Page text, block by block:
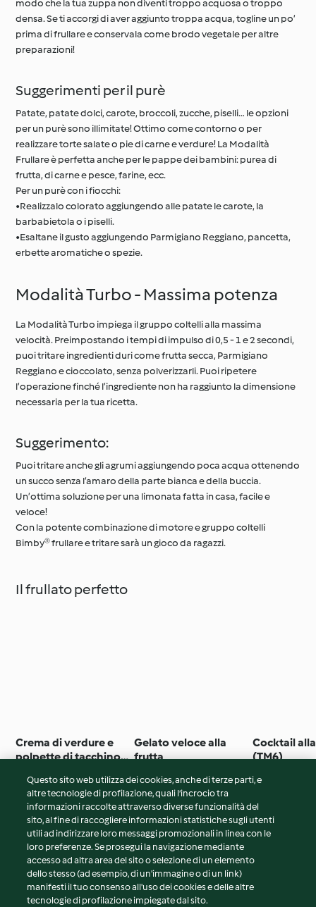
modo che la tua zuppa non diventi troppo acquosa o troppo
densa. Se ti accorgi di aver aggiunto troppa acqua, togline un po’
prima di frullare e conservala come brodo vegetale per altre
preparazioni!
Suggerimenti per il purè
Patate, patate dolci, carote, broccoli, zucche, piselli… le opzioni
per un purè sono illimitate! Ottimo come contorno o per
realizzare torte salate o pie di carne e verdure! La Modalità
Frullare è perfetta anche per le pappe dei bambini: purea di
frutta, di carne e pesce, farine, ecc.
Per un purè con i fiocchi:
•Realizzalo colorato aggiungendo alle patate le carote, la
barbabietola o i piselli.
•Esaltane il gusto aggiungendo Parmigiano Reggiano, pancetta,
erbette aromatiche o spezie.
Modalità Turbo - Massima potenza
La Modalità Turbo impiega il gruppo coltelli alla massima
velocità. Preimpostando i tempi di impulso di 0,5 - 1 e 2 secondi,
puoi tritare ingredienti duri come frutta secca, Parmigiano
Reggiano e cioccolato, senza polverizzarli. Puoi ripetere
l’operazione finché l’ingrediente non ha raggiunto la dimensione
necessaria per la tua ricetta.
Suggerimento:
Puoi tritare anche gli agrumi aggiungendo poca acqua ottenendo
un succo senza l’amaro della parte bianca e della buccia.
Un’ottima soluzione per una limonata fatta in casa, facile e
veloce!
Con la potente combinazione di motore e gruppo coltelli
Bimby® frullare e tritare sarà un gioco da ragazzi.
Il frullato perfetto
Crema di verdure e
polpette di tacchino
Gelato veloce alla
frutta
Cocktail
(TM6)
© Copyright 2026
Termini del servizio
Informativa sulla privacy
Avvertenze generali
Questo sito web utilizza dei cookies, anche di terze parti, e
altre tecnologie di profilazione, quali l’incrocio tra
informazioni raccolte attraverso diverse funzionalità del
sito, al fine di raccogliere informazioni statistiche sugli utenti
utili ad indirizzare loro messaggi promozionali in linea con le
loro preferenze. Se prosegui la navigazione mediante
accesso ad altra area del sito o selezione di un elemento
dello stesso (ad esempio, di un'immagine o di un link)
manifesti il tuo consenso all'uso dei cookies e delle altre
tecnologie di profilazione impiegate dal sito.